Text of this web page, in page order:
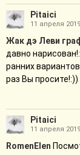
Pitaici
11 апреля 2019
Жак дэ Леви
давно
ранних
раз Вы просите!:))
Pitaici
11 апреля 2019
RomenElen